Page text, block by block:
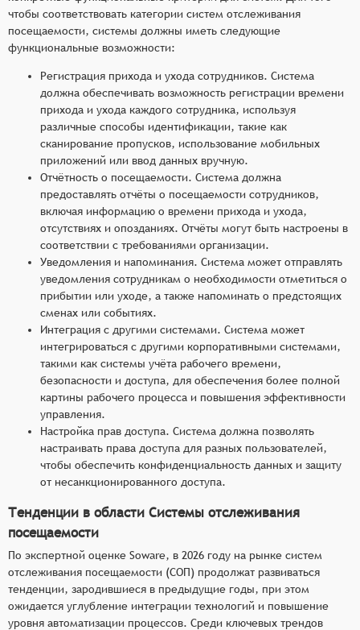
чтобы соответствовать категории систем отслеживания
посещаемости, системы должны иметь следующие
функциональные возможности:
Регистрация прихода и ухода сотрудников. Система
должна обеспечивать возможность регистрации времени
прихода и ухода каждого сотрудника, используя
различные способы идентификации, такие как
сканирование пропусков, использование мобильных
приложений или ввод данных вручную.
Отчётность о посещаемости. Система должна
предоставлять отчёты о посещаемости сотрудников,
включая информацию о времени прихода и ухода,
отсутствиях и опозданиях. Отчёты могут быть настроены в
соответствии с требованиями организации.
Уведомления и напоминания. Система может отправлять
уведомления сотрудникам о необходимости отметиться о
прибытии или уходе, а также напоминать о предстоящих
сменах или событиях.
Интеграция с другими системами. Система может
интегрироваться с другими корпоративными системами,
такими как системы учёта рабочего времени,
безопасности и доступа, для обеспечения более полной
картины рабочего процесса и повышения эффективности
управления.
Настройка прав доступа. Система должна позволять
настраивать права доступа для разных пользователей,
чтобы обеспечить конфиденциальность данных и защиту
от несанкционированного доступа.
Тенденции в области Системы отслеживания
посещаемости
По экспертной оценке Soware, в 2026 году на рынке систем
отслеживания посещаемости (СОП) продолжат развиваться
тенденции, зародившиеся в предыдущие годы, при этом
ожидается углубление интеграции технологий и повышение
уровня автоматизации процессов. Среди ключевых трендов